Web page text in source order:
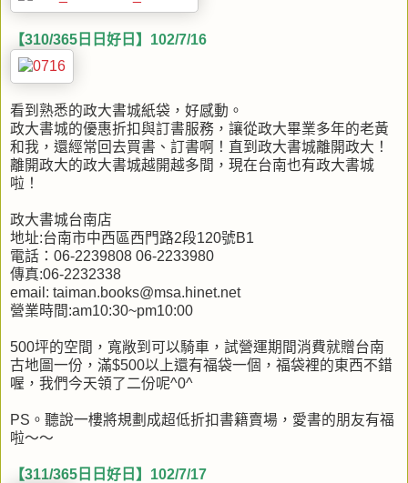
【310/365日日好日】102/7/16
看到熟悉的政大書城紙袋，好感動。
政大書城的優惠折扣與訂書服務，讓從政大畢業多年的老黃
和我，還經常回去買書、訂書啊！直到政大書城離開政大！
離開政大的政大書城越開越多間，現在台南也有政大書城
啦！
政大書城台南店
地址:台南市中西區西門路2段120號B1
電話：06-2239808 06-2233980
傳真:06-2232338
email: taiman.books@msa.hinet.net
營業時間:am10:30~pm10:00
500坪的空間，寬敞到可以騎車，試營運期間消費就贈台南
古地圖一份，滿$500以上還有福袋一個，福袋裡的東西不錯
喔，我們今天領了二份呢^0^
PS。聽說一樓將規劃成超低折扣書籍賣場，愛書的朋友有福
啦～～
【311/365日日好日】102/7/17